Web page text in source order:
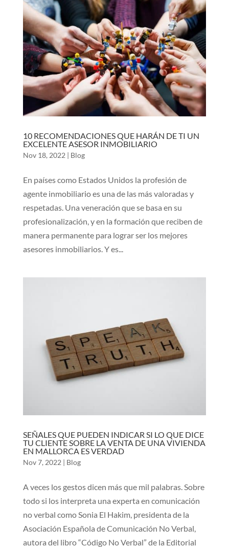
10 RECOMENDACIONES QUE HARÁN DE TI UN
EXCELENTE ASESOR INMOBILIARIO
Nov 18, 2022| Blog
En países como Estados Unidos la profesión de
agente inmobiliario es una de las más valoradas y
respetadas. Una veneración que se basa en su
profesionalización, y en la formación que reciben de
manera permanente para lograr ser los mejores
asesores inmobiliarios. Y es...
SEÑALES QUE PUEDEN INDICAR SI LO QUE DICE
TU CLIENTE SOBRE LA VENTA DE UNA VIVIENDA
EN MALLORCA ES VERDAD
Nov 7, 2022 | Blog
A veces los gestos dicen más que mil palabras. Sobre
todo si los interpreta una experta en comunicación
no verbal como Sonia El Hakim, presidenta de la
Asociación Española de Comunicación No Verbal,
autora del libro “Código No Verbal” de la Editorial